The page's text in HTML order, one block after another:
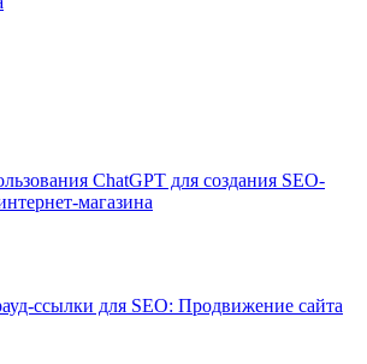
ChatGPT для создания SEO-
магазина
ссылки для SEO: Продвижение сайта